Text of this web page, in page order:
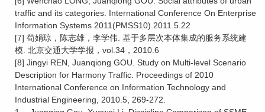
traffic and its categories. International Conference On Enterprise
Information Systems 2011(PMSS10).2011.5.22
[7] 苟娟琼，陈志雄，李学伟. 基于多层次本体集成的服务系统建
模. 北京交通大学学报，vol.34，2010.6
[8] Jingyi REN, Juanqiong GOU. Study on Multi-level Scenario
Description for Harmony Traffic. Proceedings of 2010
International Conference on Information Technology and
Industrial Engineering, 2010.5, 269-272.